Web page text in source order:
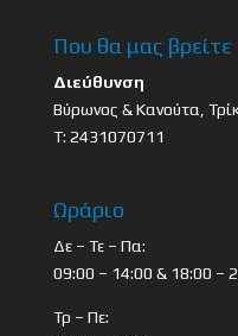
Που θα μας βρείτε
Διεύθυνση
Βύρωνος & Κανούτα,
Τ: 2431070711
Ωράριο
Δε – Τε – Πα:
09:00 – 14:00 & 18:00 –
Τρ – Πε: